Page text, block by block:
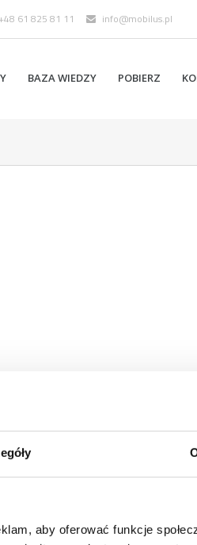
aby oferować funkcje
+48 61 825 81 11 info@mobilus.pl
BAZA WIEDZY POBIERZ